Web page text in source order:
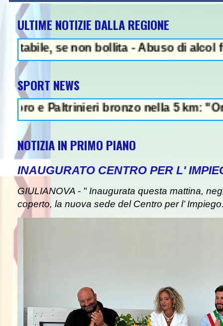
ULTIME NOTIZIE DALLA REGIONE
non bollita - Abuso di alcol fuori
SPORT NEWS
bronzo nella 5 km: "Ora ci
NOTIZIA IN PRIMO PIANO
INAUGURATO CENTRO PER L'
GIULIANOVA - " Inaugurata questa mattina,
coperto, la nuova sede del Centro per l’
NEWS IN